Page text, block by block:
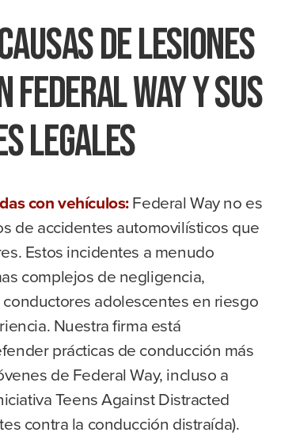
de lesiones
Way y sus
legales
con vehículos:Federal Way no es
de accidentes automovilísticos que
Estos incidentes a menudo
complejos de negligencia,
adolescentes en riesgo
Nuestra firma está
prácticas de conducción más
de Federal Way, incluso a
Teens Against Distracted
contra la conducción distraída).